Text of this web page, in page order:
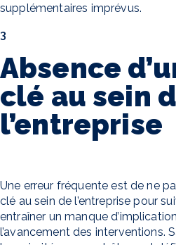
supplémentaires imprévus.
3
Absence
clé au sein
l’entreprise
Une erreur fréquente est de ne
clé au sein de l’entreprise pour
entraîner un manque
l’avancement des interventions.